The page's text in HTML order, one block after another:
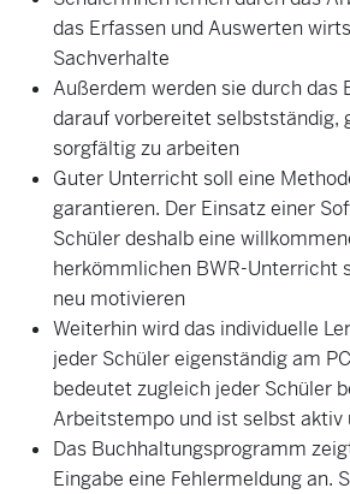
das Erfassen und Auswerten
Sachverhalte
Außerdem werden sie durch das
darauf vorbereitet selbstständig,
sorgfältig zu arbeiten
Guter Unterricht soll eine
garantieren. Der Einsatz einer
Schüler deshalb eine
herkömmlichen BWR-Unterricht
neu motivieren
Weiterhin wird das individuelle
jeder Schüler eigenständig am
bedeutet zugleich jeder Schüler
Arbeitstempo und ist selbst aktiv
Das Buchhaltungsprogramm
Eingabe eine Fehlermeldung an.